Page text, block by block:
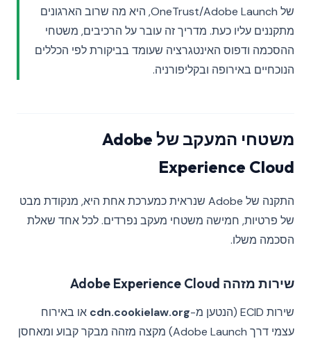
של OneTrust/Adobe Launch, היא מה שרוב הארגונים
מתקננים עליו כעת. מדריך זה עובר על הרכיבים, משטחי
ההסכמה ודפוס האינטגרציה שעומד בביקורת לפי הכללים
הנוכחיים באירופה ובקליפורניה.
משטחי המעקב של Adobe
Experience Cloud
התקנה של Adobe שנראית כמערכת אחת היא, מנקודת מבט
של פרטיות, חמישה משטחי מעקב נפרדים. לכל אחד שאלת
הסכמה משלו.
שירות מזהה Adobe Experience Cloud
שירות ECID (הנטען מ- cdn.cookielaw.org או באירוח
עצמי דרך Adobe Launch) מקצה מזהה מבקר קבוע ומאחסן